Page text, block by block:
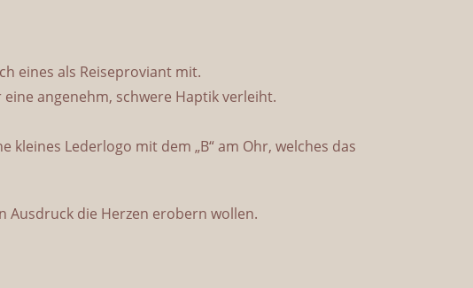
eines als Reiseproviant mit.
angenehm, schwere Haptik verleiht.
Lederlogo mit dem „B“ am Ohr, welches das
Ausdruck die Herzen erobern wollen.